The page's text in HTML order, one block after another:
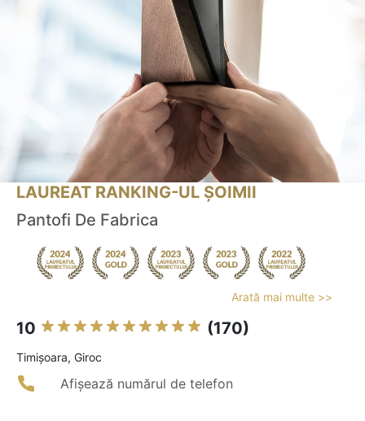
LAUREAT RANKING-UL ȘOIMII
Pantofi De Fabrica
Arată mai multe >>
10 (170)
Timişoara, Giroc
Afișează numărul de telefon